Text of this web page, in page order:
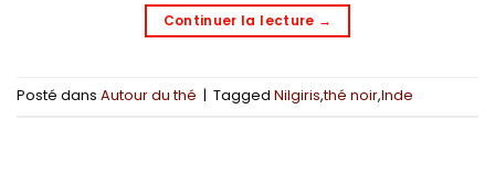
Continuer la lecture →
Posté dans Autour du thé Tagged Nilgiris,thé noir,Inde